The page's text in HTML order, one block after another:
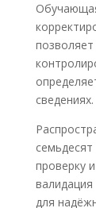
сведениях.
проверку
для